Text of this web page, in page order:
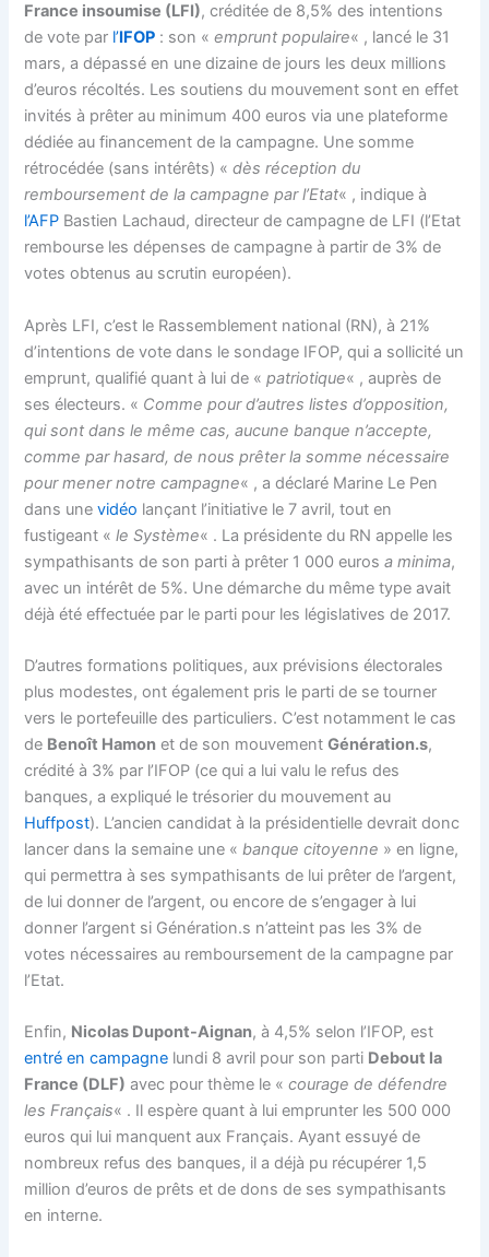
France insoumise (LFI), créditée de 8,5% des intentions
de vote par l’IFOP : son «emprunt populaire« , lancé le 31
mars, a dépassé en une dizaine de jours les deux millions
d’euros récoltés. Les soutiens du mouvement sont en effet
invités à prêter au minimum 400 euros via une plateforme
dédiée au financement de la campagne. Une somme
rétrocédée (sans intérêts) «dès réception du
remboursement de la campagne par l’Etat« , indique à
l’AFP Bastien Lachaud, directeur de campagne de LFI (l’Etat
rembourse les dépenses de campagne à partir de 3% de
votes obtenus au scrutin européen).
Après LFI, c’est le Rassemblement national (RN), à 21%
d’intentions de vote dans le sondage IFOP, qui a sollicité un
emprunt, qualifié quant à lui de «patriotique« , auprès de
ses électeurs. « Comme pour d’autres listes d’opposition,
qui sont dans le même cas, aucune banque n’accepte,
comme par hasard, de nous prêter la somme nécessaire
pour mener notre campagne« , a déclaré Marine Le Pen
dans unevidéo lançant l’initiative le 7 avril, tout en
fustigeant «le Système« . La présidente du RN appelle les
sympathisants de son parti à prêter 1 000 eurosa minima,
avec un intérêt de 5%. Une démarche du même type avait
déjà été effectuée par le parti pour les législatives de 2017.
D’autres formations politiques, aux prévisions électorales
plus modestes, ont également pris le parti de se tourner
vers le portefeuille des particuliers. C’est notamment le cas
de Benoît Hamon et de son mouvementGénération.s,
crédité à 3% par l’IFOP (ce qui a lui valu le refus des
banques, a expliqué le trésorier du mouvement au
Huffpost). L’ancien candidat à la présidentielle devrait donc
lancer dans la semaine une «banque citoyenne » en ligne,
qui permettra à ses sympathisants de lui prêter de l’argent,
de lui donner de l’argent, ou encore de s’engager à lui
donner l’argent si Génération.s n’atteint pas les 3% de
votes nécessaires au remboursement de la campagne par
l’Etat.
Enfin, Nicolas Dupont-Aignan, à 4,5% selon l’IFOP, est
entré en campagne lundi 8 avril pour son parti Debout la
France (DLF) avec pour thème le «courage de défendre
les Français« . Il espère quant à lui emprunter les 500 000
euros qui lui manquent aux Français. Ayant essuyé de
nombreux refus des banques, il a déjà pu récupérer 1,5
million d’euros de prêts et de dons de ses sympathisants
en interne.